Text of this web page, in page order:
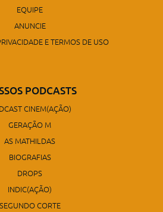
EQUIPE
ANUNCIE
E TERMOS DE USO
PODCASTS
CINEM(AÇÃO)
GERAÇÃO M
AS MATHILDAS
BIOGRAFIAS
DROPS
INDIC(AÇÃO)
SEGUNDO CORTE